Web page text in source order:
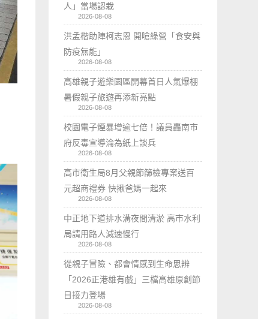
人」當場認栽
2026-08-08
洪孟楷助陣柯志恩 開嗆綠營「食安與
防疫無能」
2026-08-08
高雄親子遊樂園區開幕首日人氣爆棚
暑假親子旅遊再添新亮點
2026-08-08
校園電子煙暴增逾七倍！議員轟南市
府反毒宣導淪為紙上談兵
2026-08-08
高市衛生局8月父親節篩檢專案送百
元超商禮券 快揪爸媽一起來
2026-08-08
中正地下道排水溝夜間清淤 高市水利
局請用路人減速慢行
2026-08-08
從親子冒險、都會情感到生命思辨
「2026正港雄有戲」三檔高雄原創節
目接力登場
2026-08-08